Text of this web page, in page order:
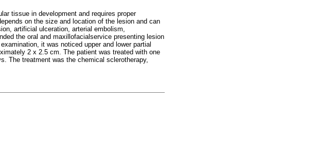
tissue in development and requires proper
on the size and location of the lesion and can
artificial ulceration, arterial embolism,
the oral and maxillofacialservice presenting lesion
it was noticed upper and lower partial
2 x 2.5 cm. The patient was treated with one
The treatment was the chemical sclerotherapy,